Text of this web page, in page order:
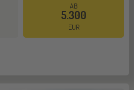
AB
5.300
EUR